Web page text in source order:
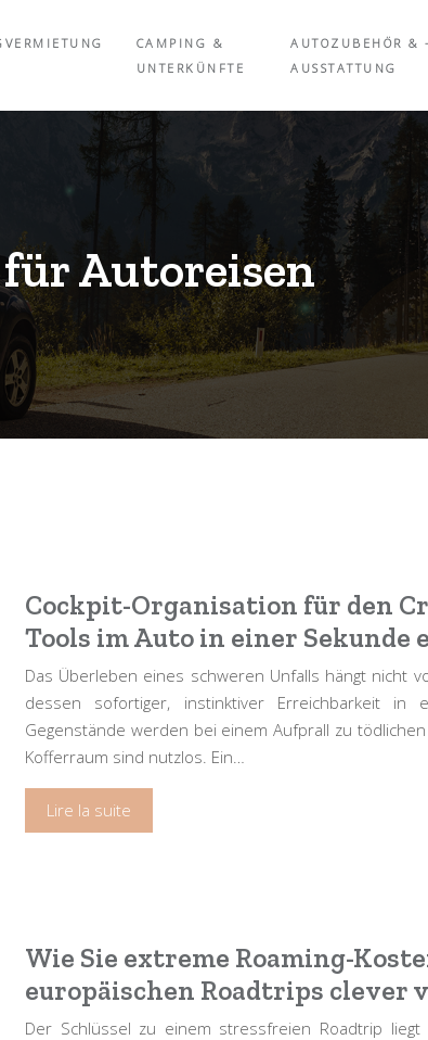
CAMPING &
UNTERKÜNFTE
AUTOZUBEHÖR & -
AUSSTATTUNG
Autoreisen
Cockpit-Organisation für den
Tools im Auto in einer Sekunde
Das Überleben eines schweren Unfalls hängt nicht
dessen sofortiger, instinktiver Erreichbarkeit
Gegenstände werden bei einem Aufprall zu
Kofferraum sind nutzlos. Ein…
Lire la suite
Wie Sie extreme Roaming-
europäischen Roadtrips clever
Der Schlüssel zu einem stressfreien Roadtrip